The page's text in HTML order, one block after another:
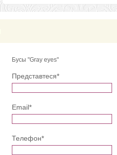
Бусы "Gray eyes"
Представтеся*
Email*
Телефон*